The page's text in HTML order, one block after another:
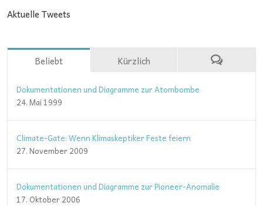
Aktuelle Tweets
Beliebt Kürzlich
Dokumentationen und Diagramme zur Atombombe
24. Mai 1999
Climate-Gate: Wenn Klimaskeptiker Feste feiern
27. November 2009
Dokumentationen und Diagramme zur Pioneer-Anomalie
17. Oktober 2006